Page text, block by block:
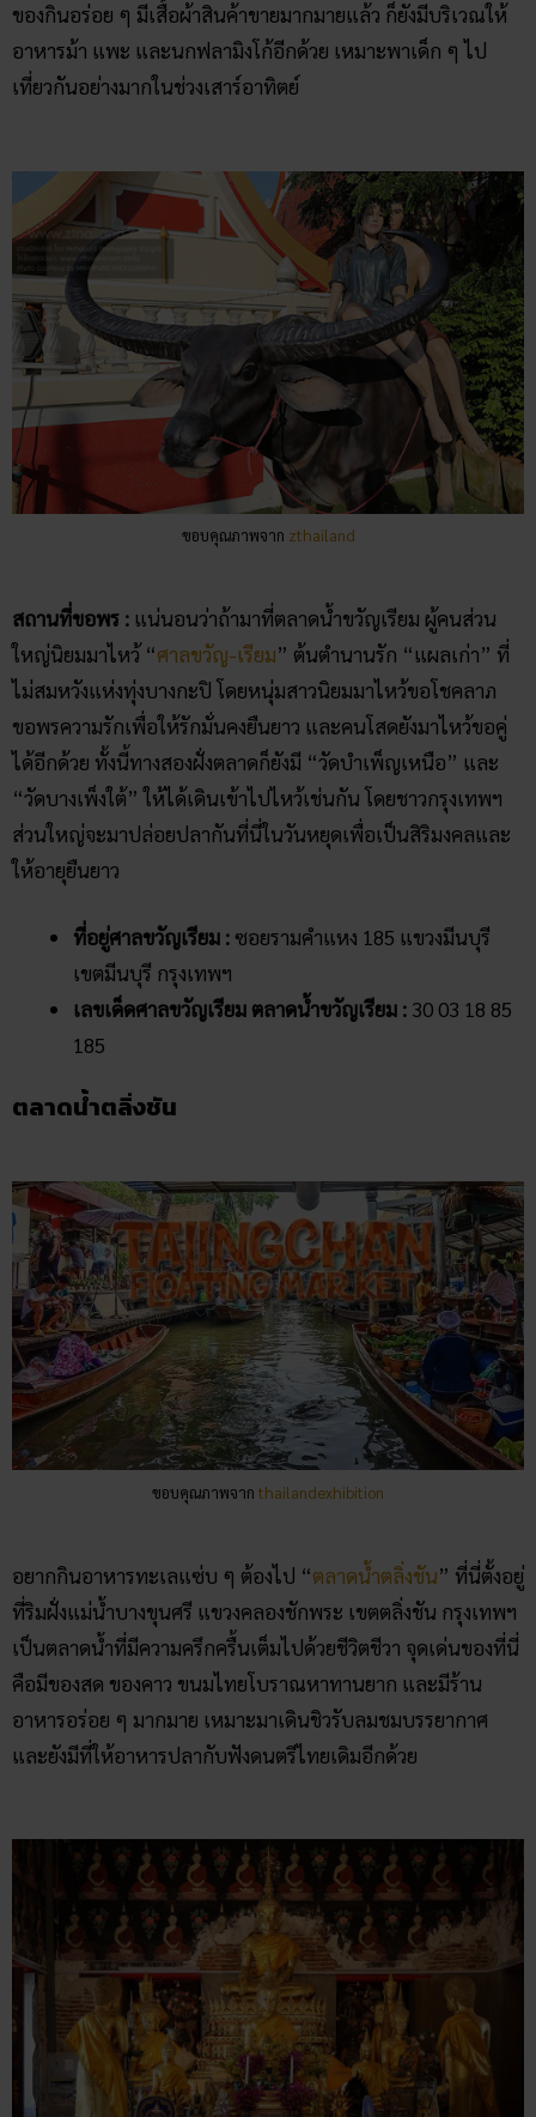
ของกินอร่อย ๆ มีเสื้อผ้าสินค้าขายมากมายแล้ว ก็ยังมีบริเวณให้
อาหารม้า แพะ และนกฟลามิงโก้อีกด้วย เหมาะพาเด็ก ๆ ไป
เที่ยวกันอย่างมากในช่วงเสาร์อาทิตย์
ขอบคุณภาพจาก zthailand
สถานที่ขอพร : แน่นอนว่าถ้ามาที่ตลาดน้ำขวัญเรียม ผู้คนส่วน
ใหญ่นิยมมาไหว้ “ศาลขวัญ-เรียม” ต้นตำนานรัก “แผลเก่า” ที่
ไม่สมหวังแห่งทุ่งบางกะปิ โดยหนุ่มสาวนิยมมาไหว้ขอโชคลาภ
ขอพรความรักเพื่อให้รักมั่นคงยืนยาว และคนโสดยังมาไหว้ขอคู่
ได้อีกด้วย ทั้งนี้ทางสองฝั่งตลาดก็ยังมี “วัดบำเพ็ญเหนือ” และ
“วัดบางเพ็งใต้” ให้ได้เดินเข้าไปไหว้เช่นกัน โดยชาวกรุงเทพฯ
ส่วนใหญ่จะมาปล่อยปลากันที่นี่ในวันหยุดเพื่อเป็นสิริมงคลและ
ให้อายุยืนยาว
ที่อยู่ศาลขวัญเรียม : ซอยรามคำแหง 185 แขวงมีนบุรี
เขตมีนบุรี กรุงเทพฯ
เลขเด็ดศาลขวัญเรียม ตลาดน้ำขวัญเรียม : 30 03 18 85
185
ตลาดน้ำตลิ่งชัน
ขอบคุณภาพจาก thailandexhibition
อยากกินอาหารทะเลแซ่บ ๆ ต้องไป “ตลาดน้ำตลิ่งชัน” ที่นี่ตั้งอยู่
ที่ริมฝั่งแม่น้ำบางขุนศรี แขวงคลองชักพระ เขตตลิ่งชัน กรุงเทพฯ
เป็นตลาดน้ำที่มีความครึกครื้นเต็มไปด้วยชีวิตชีวา จุดเด่นของที่นี่
คือมีของสด ของคาว ขนมไทยโบราณหาทานยาก และมีร้าน
อาหารอร่อย ๆ มากมาย เหมาะมาเดินชิวรับลมชมบรรยากาศ
และยังมีที่ให้อาหารปลากับฟังดนตรีไทยเดิมอีกด้วย